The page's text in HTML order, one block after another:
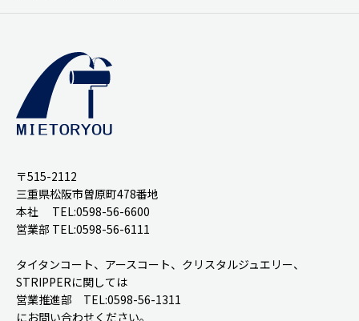
〒515-2112
三重県松阪市曽原町478番地
本社 TEL:0598-56-6600
営業部 TEL:0598-56-6111
タイタンコート、アースコート、クリスタルジュエリー、
STRIPPERに関しては
営業推進部 TEL:0598-56-1311
にお問い合わせください。